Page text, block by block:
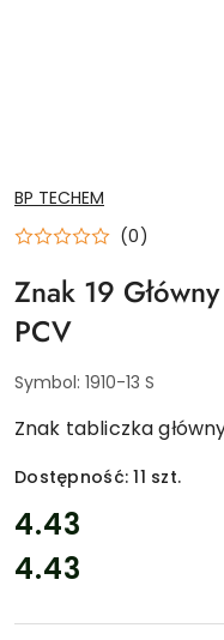
NAZWA
PRODUCENTA:
BP TECHEM
(0)
Znak 19
PCV
Symbol: 1910-13 S
Znak tabliczka
Dostępność:11 szt.
cena:
4.43
Cena:
4.43